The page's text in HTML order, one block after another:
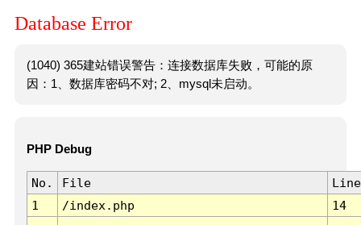
Database Error
(1040) 365建站错误警告：连接数据库失败，可能的原
因：1、数据库密码不对; 2、mysql未启动。
PHP Debug
No. File
Line
1
/index.php 14